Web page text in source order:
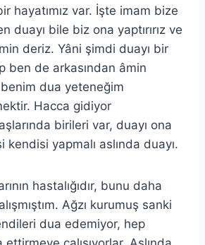
hayatımız var. İşte imam bize
duayı bile biz ona yaptırırız ve
deriz. Yâni şimdi duayı bir
ben de arkasından âmin
dua yeteneğim
Hacca gidiyor
birileri var, duayı ona
kendisi yapmalı aslında duayı.
hastalığıdır, bunu daha
Ağzı kurumuş sanki
dua edemiyor, hep